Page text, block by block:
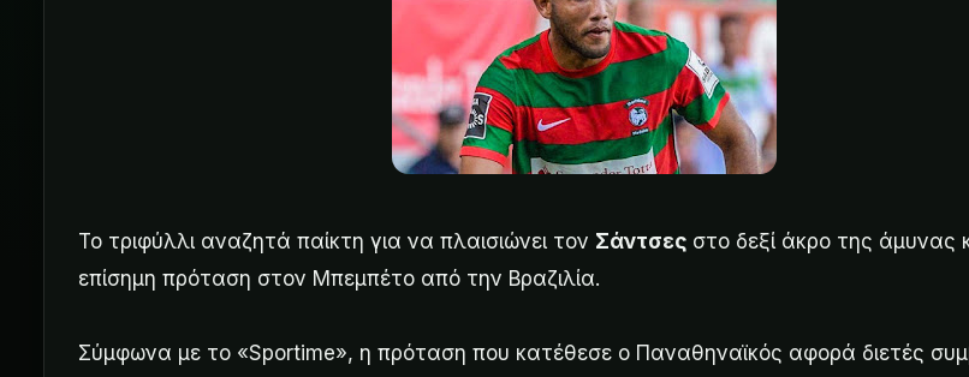
Το τριφύλλι αναζητά παίκτη για να πλαισιώνει τον Σάντσες στο δεξί άκρο της άμυνας
επίσημη πρόταση στον Μπεμπέτο από την Βραζιλία.
Σύμφωνα με το «Sportime», η πρόταση που κατέθεσε ο Παναθηναϊκός αφορά διετές